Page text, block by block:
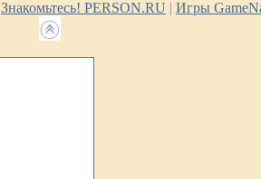
Знакомьтесь! PERSON.RU | Игры